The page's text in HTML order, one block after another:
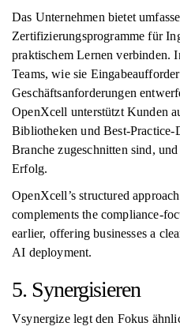
Das Unternehmen bietet
Zertifizierungsprogramme für
praktischem Lernen verbinden.
Teams, wie sie
Geschäftsanforderungen
OpenXcell unterstützt Kunden
Bibliotheken und Best-
Branche zugeschnitten sind,
Erfolg.
OpenXcell’s structured
complements the compliance-
earlier, offering businesses a
AI deployment.
5. Synergisieren
Vsynergize legt den Fokus